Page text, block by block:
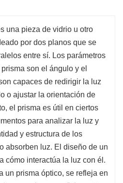
una pieza de vidrio u otro
por dos planos que se
entre sí. Los parámetros
son el ángulo y el
capaces de redirigir la luz
o ajustar la orientación de
el prisma es útil en ciertos
para analizar la luz y
y estructura de los
absorben luz. El diseño de un
cómo interactúa la luz con él.
un prisma óptico, se refleja en